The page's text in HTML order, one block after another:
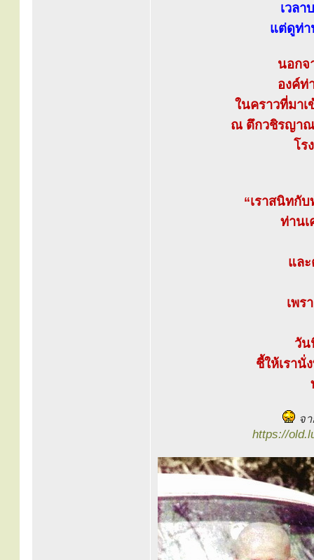
เวลา
แต่ดูท่า
นอกจ
องค์ท่
ในคราวที่มาเ
ณ ตึกวชิรญาณ
โร
“เราสนิทกั
ท่านเ
แล
เพร
วัน
ชี้ให้เรานั่
จ
https://